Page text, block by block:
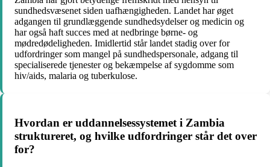
sundhedsvæsenet siden uafhængigheden. Landet har øget
adgangen til grundlæggende sundhedsydelser og medicin og
har også haft succes med at nedbringe børne- og
mødredødeligheden. Imidlertid står landet stadig over for
udfordringer som mangel på sundhedspersonale, adgang til
specialiserede tjenester og bekæmpelse af sygdomme som
hiv/aids, malaria og tuberkulose.
Hvordan er uddannelsessystemet i Zambia
struktureret, og hvilke udfordringer står det over
for?